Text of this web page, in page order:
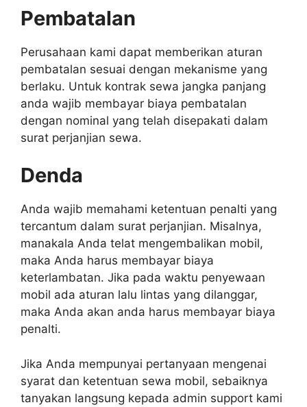
Pembatalan
Perusahaan kami dapat memberikan aturan
pembatalan sesuai dengan mekanisme yang
berlaku. Untuk kontrak sewa jangka panjang
anda wajib membayar biaya pembatalan
dengan nominal yang telah disepakati dalam
surat perjanjian sewa.
Denda
Anda wajib memahami ketentuan penalti yang
tercantum dalam surat perjanjian. Misalnya,
manakala Anda telat mengembalikan mobil,
maka Anda harus membayar biaya
keterlambatan. Jika pada waktu penyewaan
mobil ada aturan lalu lintas yang dilanggar,
maka Anda akan anda harus membayar biaya
penalti.
Jika Anda mempunyai pertanyaan mengenai
syarat dan ketentuan sewa mobil, sebaiknya
tanyakan langsung kepada admin support kami